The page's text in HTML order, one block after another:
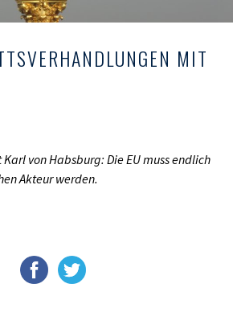
MIT
von Habsburg: Die EU muss endlich
Akteur werden.